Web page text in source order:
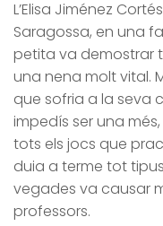
L’Elisa Jiménez
Saragossa, en una
petita va demostrar
una nena molt vital.
que sofria a la seva
impedís ser una
tots els jocs que
duia a terme tot
vegades va causar
professors.